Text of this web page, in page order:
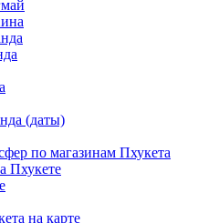
(даты)
по магазинам Пхукета
Пхукете
на карте